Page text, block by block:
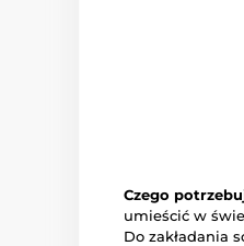
Czego
umieścić w
Do zakładania